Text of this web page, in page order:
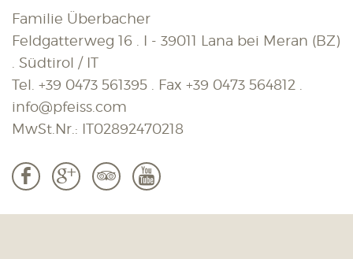
Familie Überbacher
Feldgatterweg 16 . I - 39011 Lana bei Meran (BZ)
. Südtirol / IT
Tel. +39 0473 561395 . Fax +39 0473 564812 .
info@pfeiss.com
MwSt.Nr.: IT02892470218
b c 3 r